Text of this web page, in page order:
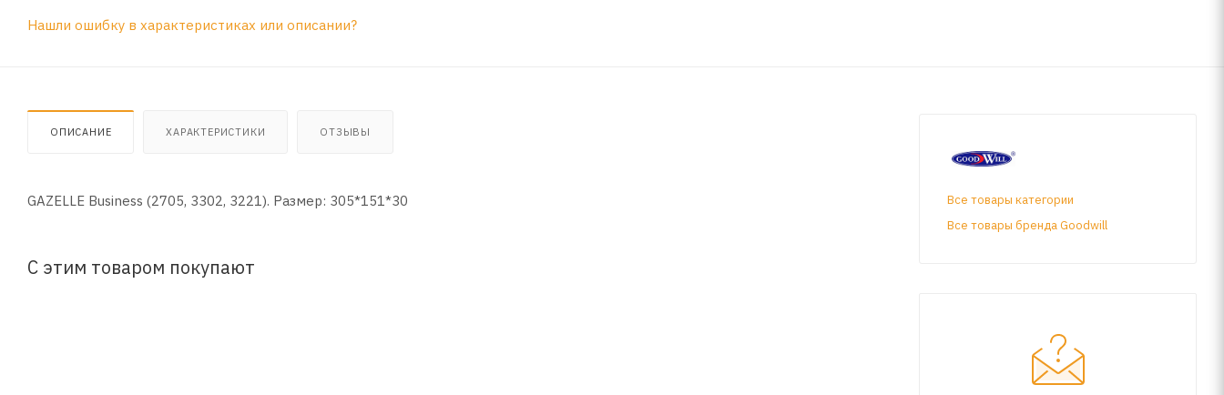
Нашли ошибку в характеристиках или описании?
ОПИСАНИЕ ХАРАКТЕРИСТИКИ ОТЗЫВЫ
GAZELLE Business (2705, 3302, 3221). Размер: 305*151*30
С этим товаром покупают
Все товары категории
Все товары бренда Goodwill